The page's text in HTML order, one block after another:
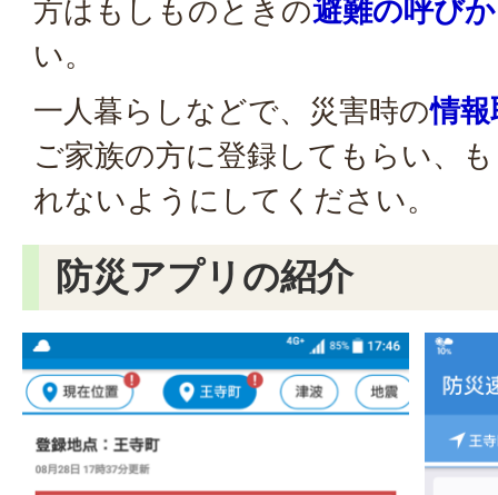
方はもしものときの避難の呼び
い。
一人暮らしなどで、災害時の情
ご家族の方に登録してもらい、
れないようにしてください。
防災アプリの紹介